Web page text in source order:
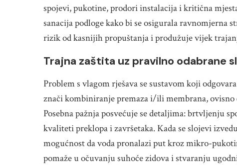
spojevi, pukotine, prodori instalacija i kritična
sanacija podloge kako bi se osigurala ravnomjerna
rizik od kasnijih propuštanja i produžuje vijek
Trajna zaštita uz pravilno odabrane
Problem s vlagom rješava se sustavom koji
znači kombiniranje premaza i/ili membrana,
Posebna pažnja posvećuje se detaljima: brtvljenju
kvaliteti preklopa i završetaka. Kada se slojevi
mogućnost da voda pronalazi put kroz mikro-
pomaže u očuvanju suhoće zidova i stvaranju